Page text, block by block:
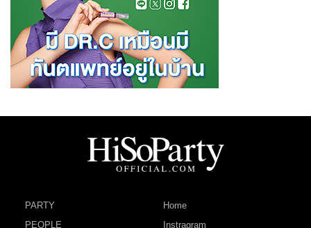
PARTY
PEOPLE
Home
Instragram